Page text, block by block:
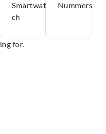
Smartwat
ch
Nummers
for.